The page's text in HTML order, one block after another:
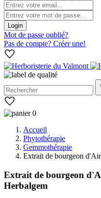
Login
Mot de passe oublié?
Pas de compte? Créer une!
0
Accueil
Phytothérapie
Gemmothérapie
Extrait de bourgeon
Extrait de bourgeon
Herbalgem